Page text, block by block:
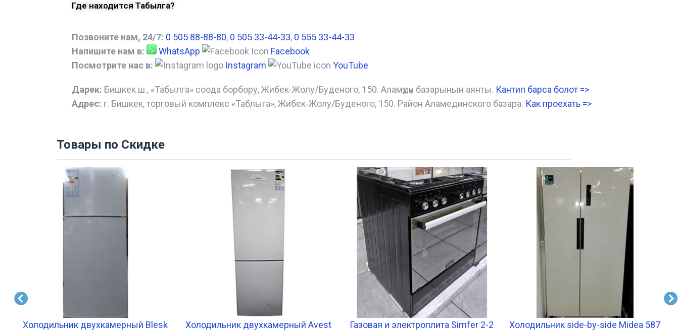
Где находится Табылга?
Позвоните нам, 24/7: 0 505 88-88-80, 0 505 33-44-33, 0 555 33-44-33
Напишите нам в:
WhatsApp
Facebook
Посмотрите нас в:
Instagram YouTube
Дарек: Бишкек ш., «Табылга» соода борбору, Жибек-Жолу/Буденого, 150. Аламүдүн базарынын аянты. Кантип барса болот =>
Адрес: г. Бишкек, торговый комплекс «Таблыга», Жибек-Жолу/Буденого, 150. Район Аламединского базара. Как проехать =>
Товары по Скидке
Холодильник двухкамерный Blesk
Холодильник двухкамерный Avest
Газовая и электроплита Simfer 2-2
Холодильник side-by-side Midea 587